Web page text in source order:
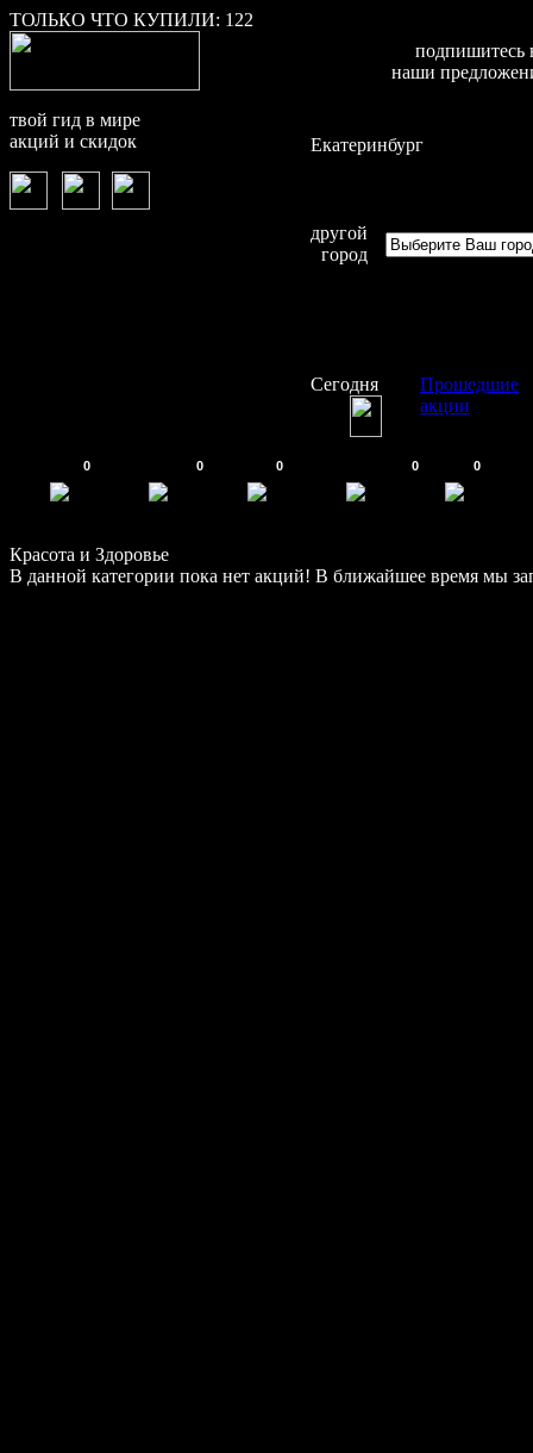
ТОЛЬКО ЧТО КУПИЛИ: 122
твой гид в мире
акций и скидок
подпишитесь
наши
Екатеринбург
другой
город
Сегодня
Прошедшие
акции
0 0 0 0 0
Красота и Здоровье
В данной категории пока нет акций! В ближайшее время мы